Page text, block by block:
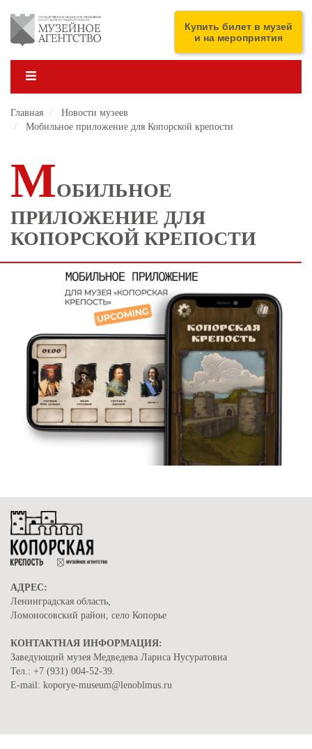
основному
содержанию
ENG
Купить билет в музей
и на мероприятия
Главная
Новости музеев
Мобильное приложение для Копорской крепости
МОБИЛЬНОЕ
ПРИЛОЖЕНИЕ ДЛЯ
КОПОРСКОЙ КРЕПОСТИ
АДРЕС:
Ленинградская область,
Ломоносовский район, село Копорье
КОНТАКТНАЯ ИНФОРМАЦИЯ:
Заведующий музея Медведева Лариса Нусуратовна
Тел.: +7 (931) 004-52-39.
E-mail: koporye-museum@lenoblmus.ru